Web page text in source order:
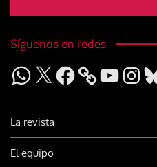
Síguenos en redes
WhatsApp
X Facebook YouTube
La revista
El equipo